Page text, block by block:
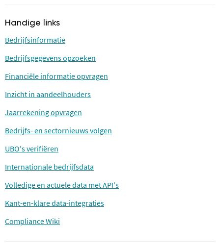
Handige links
Bedrijfsinformatie
Bedrijfsgegevens opzoeken
Financiële informatie opvragen
Inzicht in aandeelhouders
Jaarrekening opvragen
Bedrijfs- en sectornieuws volgen
UBO's verifiëren
Internationale bedrijfsdata
Volledige en actuele data met API's
Kant-en-klare data-integraties
Compliance Wiki